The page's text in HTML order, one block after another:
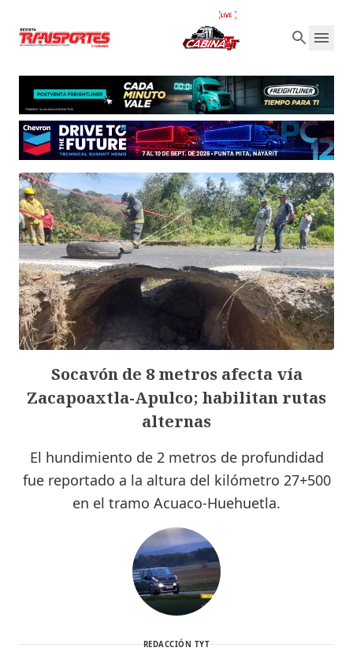
Socavón de 8 metros afecta vía
Zacapoaxtla-Apulco; habilitan rutas
alternas
El hundimiento de 2 metros de profundidad
fue reportado a la altura del kilómetro 27+500
en el tramo Acuaco-Huehuetla.
REDACCIÓN TYT